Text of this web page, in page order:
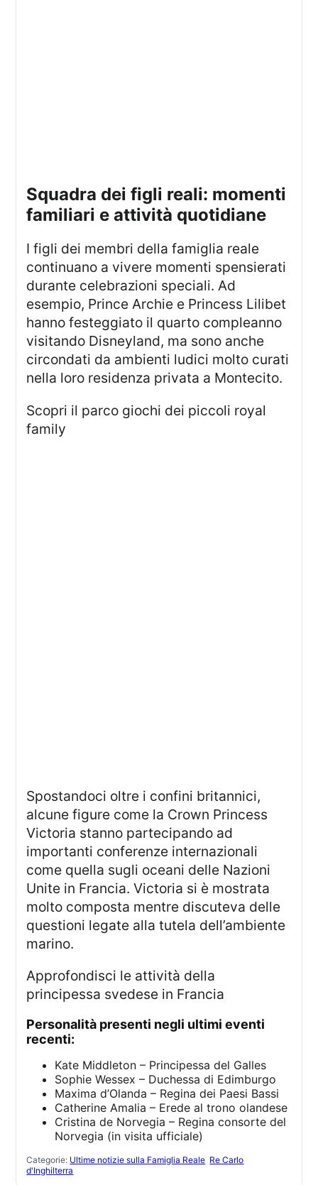
squadra dei figli reali: momenti
familiari e attività quotidiane
I figli dei membri della famiglia reale
continuano a vivere momenti spensierati
durante celebrazioni speciali. Ad
esempio, Prince Archie e Princess Lilibet
hanno festeggiato il quarto compleanno
visitando Disneyland, ma sono anche
circondati da ambienti ludici molto curati
nella loro residenza privata a Montecito.
scopri il parco giochi dei piccoli royal
family
Spostandoci oltre i confini britannici,
alcune figure come la Crown Princess
Victoria stanno partecipando ad
importanti conferenze internazionali
come quella sugli oceani delle Nazioni
Unite in Francia. Victoria si è mostrata
molto composta mentre discuteva delle
questioni legate alla tutela dell’ambiente
marino.
approfondisci le attività della
principessa svedese in Francia
personalità presenti negli ultimi eventi
recenti:
Kate Middleton – Principessa del Galles
Sophie Wessex – Duchessa di Edimburgo
Maxima d’Olanda – Regina dei Paesi Bassi
Catherine Amalia – Erede al trono olandese
Cristina de Norvegia – Regina consorte del
Norvegia (in visita ufficiale)
Categorie: Ultime notizie sulla Famiglia Reale Re Carlo
d'Inghilterra